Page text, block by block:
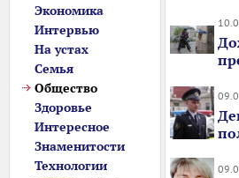
Экономика
Интервью
На устах
Семья
Общество
Здоровье
Интересное
Знаменитости
Технологии